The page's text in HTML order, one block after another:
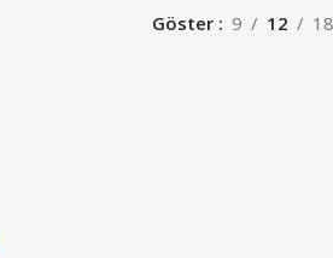
Göster 9 12 18